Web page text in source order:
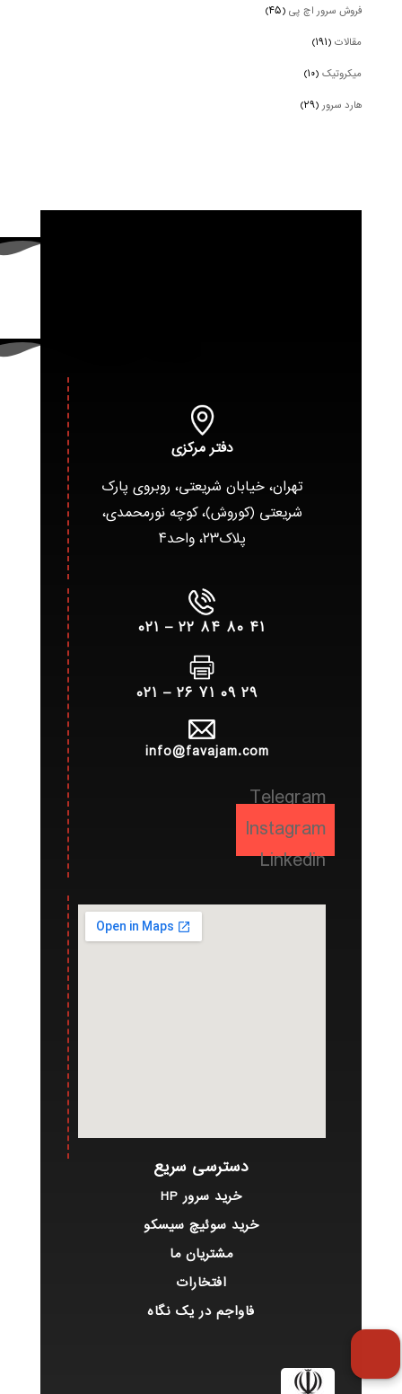
فروش سرور اچ پی(۴۵)
مقالات(۱۹۱)
میکروتیک(۱۰)
هارد سرور(۲۹)
دفتر مرکزی
تهران، خیابان شریعتی، روبروی پارک
شریعتی (کوروش)، کوچه نورمحمدی،
پلاک۲۳، واحد۴
۴۱ ۸۰ ۸۴ ۲۲ – ۰۲۱
۲۹ ۰۹ ۷۱ ۲۶ – ۰۲۱
info@favajam.com
Telegram
Instagram
Linkedin
دسترسی سریع
خرید سرور HP
خرید سوئیچ سیسکو
مشتریان ما
افتخارات
فاواجم در یک نگاه